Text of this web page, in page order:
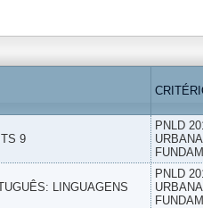
9
PNLD
LINGUAGENS
PNLD